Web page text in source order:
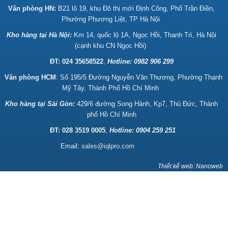
Văn phòng HN: B21 lô 19, khu Đô thị mới Định Công, Phố Trần Điền,
Phường Phương Liệt, TP Hà Nội
Kho hàng tại Hà Nội: Km 14, quốc lộ 1A, Ngọc Hồi, Thanh Trì, Hà Nội
(cạnh khu CN Ngọc Hồi)
ĐT: 024 35658522, Hotline: 0982 906 299
Văn phòng HCM : Số 195/5 Đường Nguyễn Văn Thương, Phường Thạnh
Mỹ Tây, Thành Phố Hồ Chí Minh
Kho hàng tại Sài Gòn: 429/6 đường Song Hành, Kp7, Thủ Đức, Thành
phố Hồ Chí Minh
ĐT: 028 3519 0005, Hotline: 0904 259 251
Email: sales@iqlpro.com
Thiết kế web: Nanoweb